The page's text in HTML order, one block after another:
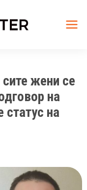
жени се
на
статус на